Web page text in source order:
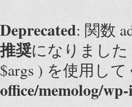
Deprecated: 関数
推奨になりました
$args ) を使用し
office/memolog/